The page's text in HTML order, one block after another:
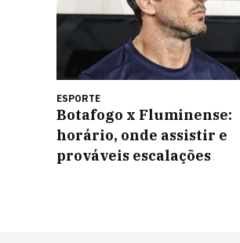
ESPORTE
Botafogo x Fluminense:
horário, onde assistir e
prováveis escalações